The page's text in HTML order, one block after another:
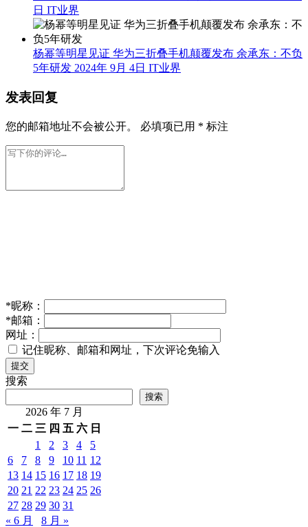
日 IT业界
杨幂等明星见证 华为三折叠手机颠覆发布 余承东：不负
5年研发 2024年 9月 4日 IT业界
发表回复
您的邮箱地址不会被公开。 必填项已用 * 标注
*昵称：
*邮箱：
网址：
记住昵称、邮箱和网址，下次评论免输入
提交
搜索
搜索
2026 年 7 月
一 二 三 四 五 六 日
1
2 3 4
5
6
7 8 9 10 11 12
13 14 15 16 17 18 19
20 21 22 23 24 25 26
27 28 29 30 31
« 6 月
8 月 »